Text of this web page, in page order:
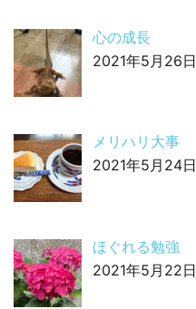
心の成長
2021年5月26日
メリハリ大事
2021年5月24日
ほぐれる勉強
2021年5月22日